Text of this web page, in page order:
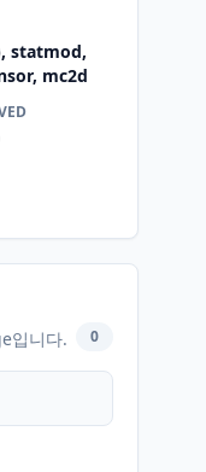
statmod,
mc2d
입니다. 0